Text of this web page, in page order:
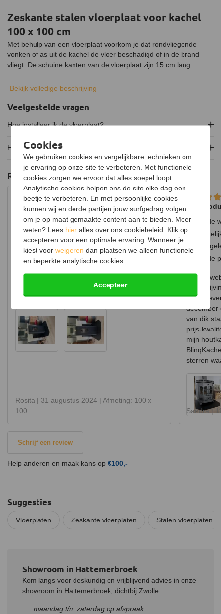
Zeskante stalen vloerplaat voor kachel
100 x 100 cm
Met behulp van een vloerplaat voorkom je dat rondvliegende
vonken of as uit de kachel de vloer beschadigd of in de brand
vliegt. De schuine kanten van de vloerplaat zijn 15 cm lang.
twee kleine gaatjes in verband met het poedercoaten van de
vloerplaat. Dankzij de poedercoating is de vloerplaat minder
gevoelig voor krassen.
Bekijk volledige beschrijving
Veelgestelde vragen
Hoe installeer ik de vloerplaat?
Hoe wordt de vloerplaat verzonden?
Reviews
Zeer tevreden
Rosita | 31 augustus 2024 | Afmeting: 100 x
100
Mooi zwarte plaat
Pas perfect voor onze pelletkachel
Blij mee
Zeer tevreden, wij zochten een mooie zwarte
ijzeren grondplaat voor onder onze kachel en
deze was mooi en paste perfect onder onze
pelletkachel.
Top
Sandra |
Goede
Snel
Goede
Goede
snelle
december
van dik
prijs-
mijn
sterren
Schrijf een review
Help anderen en maak kans op €100,-
Suggesties
Vloerplaten Zeskante vloerplaten Stalen vloerplaten
Showroom in Hattemerbroek
Kom langs voor deskundig en vrijblijvend advies in onze
showroom in Hattemerbroek, dichtbij Zwolle.
maandag t/m zaterdag op afspraak
Cookies
We gebruiken cookies en vergelijkbare technieken om
je ervaring op onze site te verbeteren. Met functionele
cookies zorgen we ervoor dat alles soepel loopt.
Analytische cookies helpen ons de site elke dag een
beetje te verbeteren. En met persoonlijke cookies
kunnen wij en derde partijen jouw surfgedrag volgen
om je op maat gemaakte content aan te bieden. Meer
weten? Lees hier alles over ons cookiebeleid. Klik op
accepteren voor een optimale ervaring. Wanneer je
kiest voorweigeren dan plaatsen we alleen functionele
en beperkte analytische cookies.
Accepteer